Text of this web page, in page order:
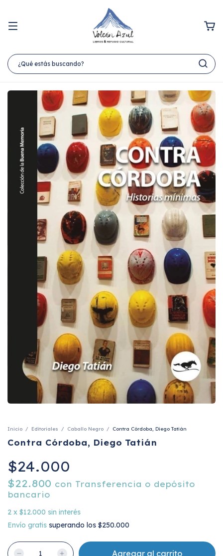
Inicio / Editoriales / Caballo Negro / Contra Córdoba, Diego Tatián
Contra Córdoba, Diego Tatián
$24.000
$22.800 con Transferencia o depósito
bancario
2 x $12.000 sin interés
Envío gratis superando los $250.000